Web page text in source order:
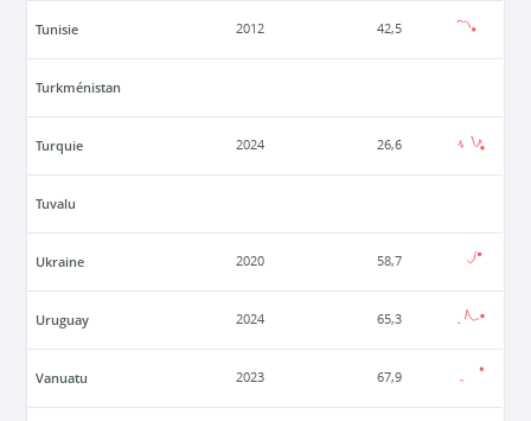
Tunisie 2012 42,5
Turkménistan
Turquie 2024 26,6
Tuvalu
Ukraine 2020 58,7
Uruguay 2024 65,3
Vanuatu 2023 67,9